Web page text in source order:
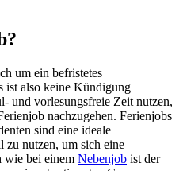
um ein befristetes
ist also keine Kündigung
und vorlesungsfreie Zeit nutzen,
nachzugehen. Ferienjobs
sind eine ideale
nutzen, um sich eine
wie bei einem Nebenjob ist der